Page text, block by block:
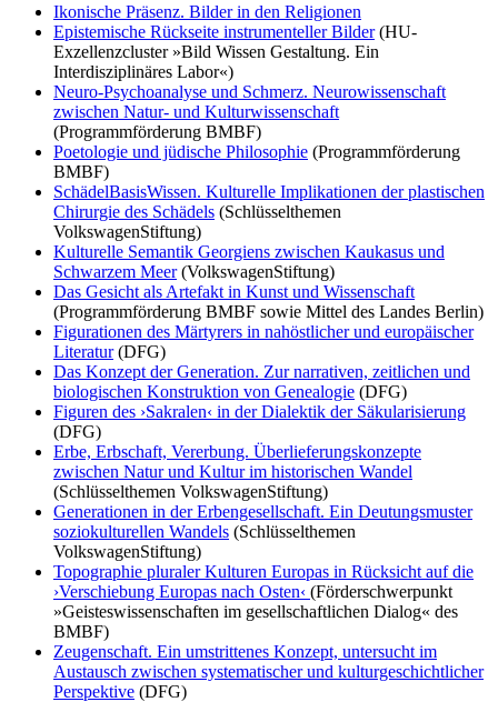
Ikonische Präsenz. Bilder in den Religionen
Epistemische Rückseite instrumenteller Bilder(HU-
Exzellenzcluster »Bild Wissen Gestaltung. Ein
Interdisziplinäres Labor«)
Neuro-Psychoanalyse und Schmerz. Neurowissenschaft
zwischen Natur- und Kulturwissenschaft
(Programmförderung BMBF)
Poetologie und jüdische Philosophie (Programmförderung
BMBF)
SchädelBasisWissen. Kulturelle Implikationen der plastischen
Chirurgie des Schädels (Schlüsselthemen
VolkswagenStiftung)
Kulturelle Semantik Georgiens zwischen Kaukasus und
Schwarzem Meer(VolkswagenStiftung)
Das Gesicht als Artefakt in Kunst und Wissenschaft
(Programmförderung BMBF sowie Mittel des Landes Berlin)
Figurationen des Märtyrers in nahöstlicher und europäischer
Literatur(DFG)
Das Konzept der Generation. Zur narrativen, zeitlichen und
biologischen Konstruktion von Genealogie (DFG)
Figuren des ›Sakralen‹ in der Dialektik der Säkularisierung
(DFG)
Erbe, Erbschaft, Vererbung. Überlieferungskonzepte
zwischen Natur und Kultur im historischen Wandel
(Schlüsselthemen VolkswagenStiftung)
Generationen in der Erbengesellschaft. Ein Deutungsmuster
soziokulturellen Wandels (Schlüsselthemen
VolkswagenStiftung)
Topographie pluraler Kulturen Europas in Rücksicht auf die
›Verschiebung Europas nach Osten‹ (Förderschwerpunkt
»Geisteswissenschaften im gesellschaftlichen Dialog« des
BMBF)
Zeugenschaft. Ein umstrittenes Konzept, untersucht im
Austausch zwischen systematischer und kulturgeschichtlicher
Perspektive (DFG)